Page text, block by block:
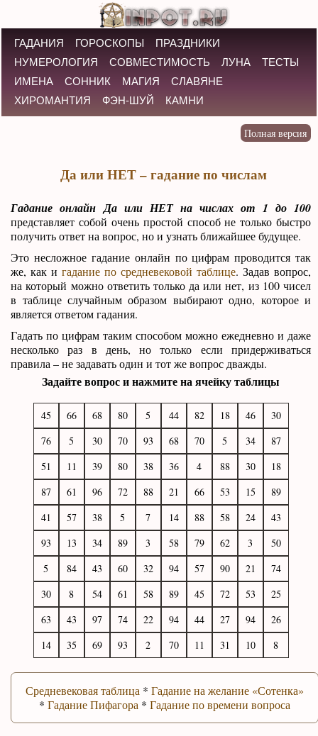
ГАДАНИЯ ГОРОСКОПЫ
ПРАЗДНИКИ
НУМЕРОЛОГИЯ
СОВМЕСТИМОСТЬ ЛУНА
ТЕСТЫ
ИМЕНА
СОННИК МАГИЯ
СЛАВЯНЕ
ХИРОМАНТИЯ
ФЭН-ШУЙ КАМНИ
Да или НЕТ – гадание по числам
Гадание онлайн Да или НЕТ на числах от 1 до 100
представляет собой очень простой способ не только быстро
получить ответ на вопрос, но и узнать ближайшее будущее.
Это несложное гадание онлайн по цифрам проводится так
же, как игадание по средневековой таблице. Задав вопрос,
на который можно ответить только да или нет, из 100 чисел
в таблице случайным образом выбирают одно, которое и
является ответом гадания.
Гадать по цифрам таким способом можно ежедневно и даже
несколько раз в день, но только если придерживаться
правила – не задавать один и тот же вопрос дважды.
Задайте вопрос и нажмите на ячейку таблицы
64 91 65 56 16 44 32 60 10
11
57
88 81 90 59 52 35 99 39
28
56
32 55 64 73 6 92 39 42
90
53
49 3 27 83 68 91 2 80
74
81
61 70 71 62 21 39 27 63
83
44
51 47 43 25 63 37 76 80
75
40
2 42 77 78 43 72 85 79
51
39
31 73 60 50 75 24 69 21
40
59
46 45 54 44 92 43 32 92
89
96
25 39 60 20 77 13 93 70 50
Средневековая таблица *Гадание на желание «Сотенка»
*Гадание Пифагора *Гадание по времени вопроса